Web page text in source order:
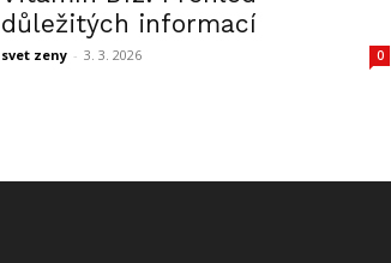
důležitých informací
svet zeny - 3. 3. 2026 0